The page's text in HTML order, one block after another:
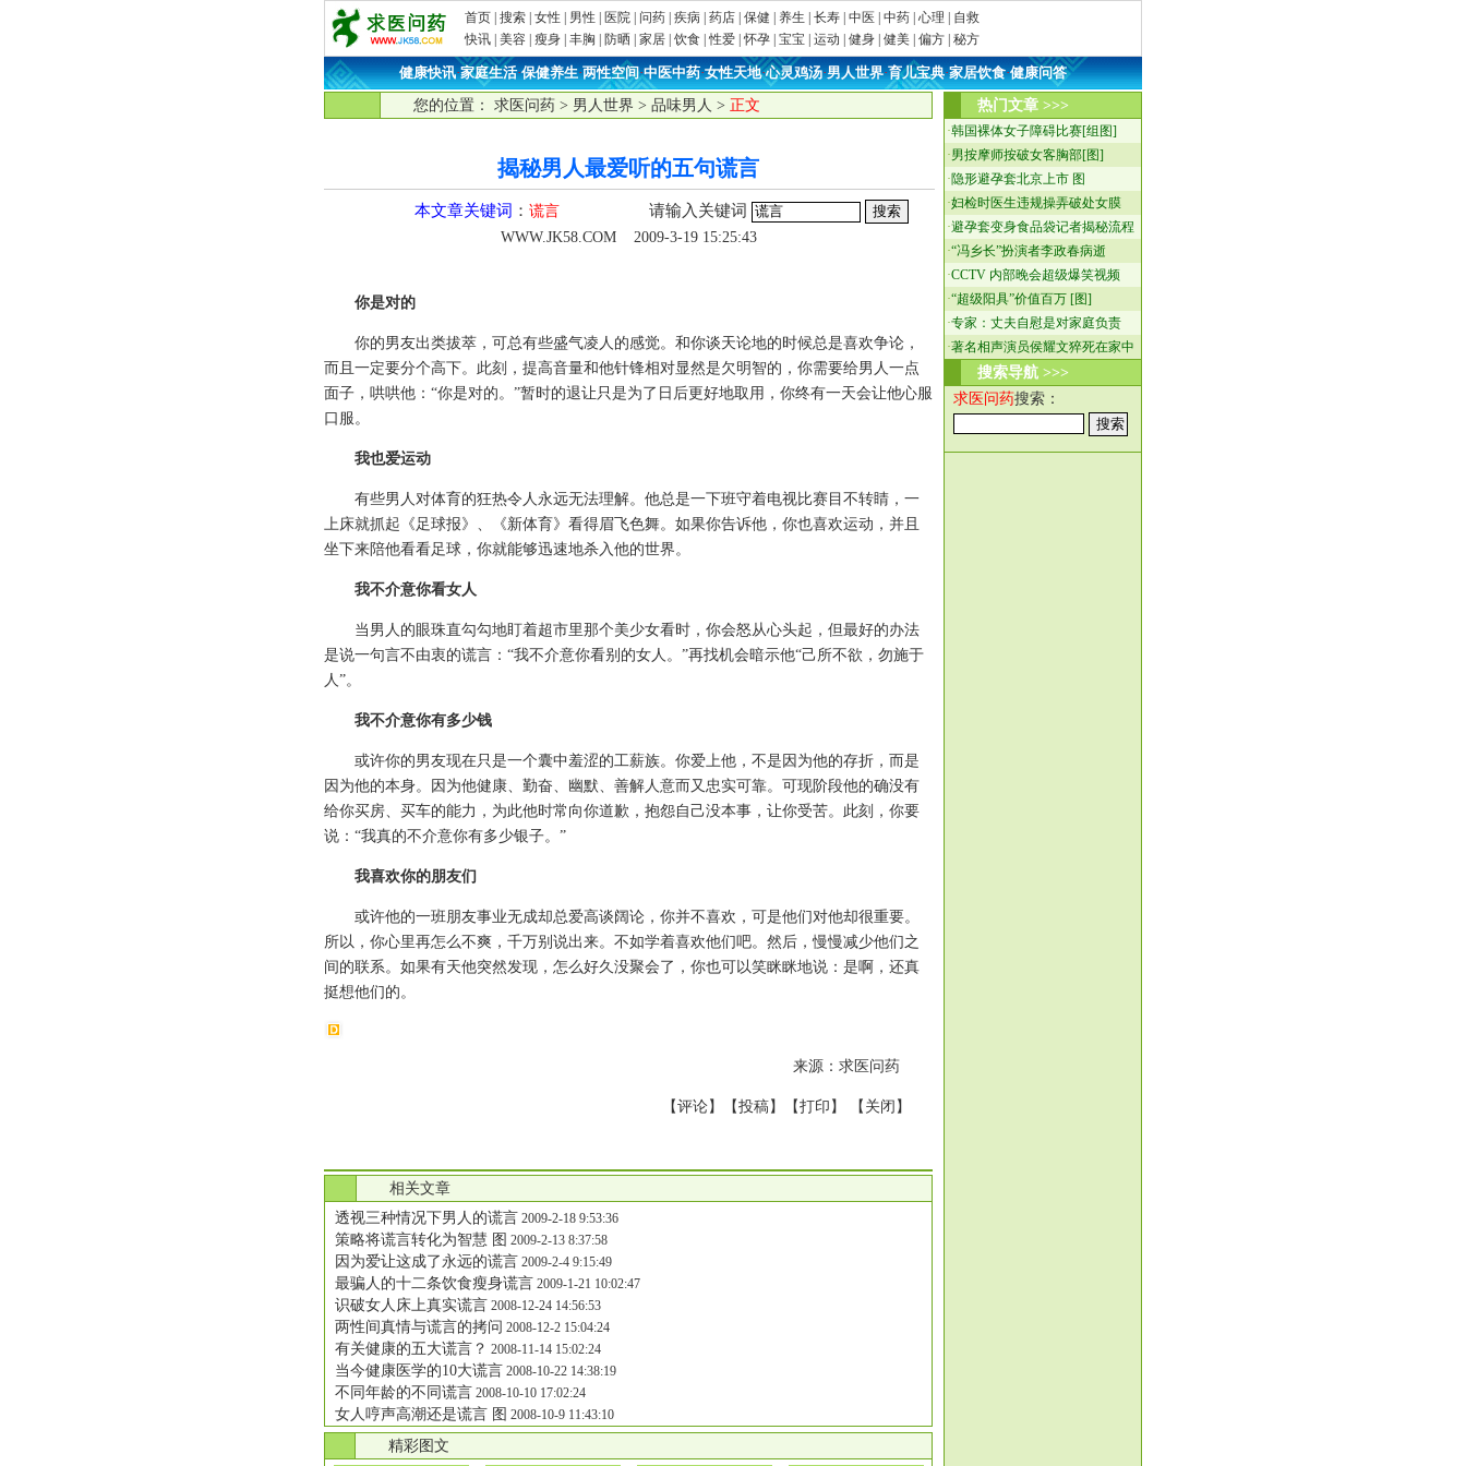
首页 搜索 女性 男性 医院 问药 疾病 药店 保健 养生 长寿 中医 中药 心理
自救
快讯 美容 瘦身 丰胸 防晒 家居 饮食 |性爱 |怀孕 宝宝 运动 健身 健美 偏方 秘方
健康快讯·家庭生活·保健养生·两性空间·中医中药·女性天地·心灵鸡汤·男人世界·育儿宝典·家居饮食·健康问答
您的位置： 求医问药 > 男人世界 > 品味男人 > 正文
揭秘男人最爱听的五句谎言
本文章关键词 ： 谎言 请输入关键词
WWW.JK58.COM2009-3-19 15:25:43
你是对的
你的男友出类拔萃，可总有些盛气凌人的感觉。和你谈天论地的时候总是喜欢争论，
而且一定要分个高下。此刻，提高音量和他针锋相对显然是欠明智的，你需要给男人一点
面子，哄哄他：“你是对的。”暂时的退让只是为了日后更好地取用，你终有一天会让他心服
口服。
我也爱运动
有些男人对体育的狂热令人永远无法理解。他总是一下班守着电视比赛目不转睛，一
上床就抓起《足球报》、《新体育》看得眉飞色舞。如果你告诉他，你也喜欢运动，并且
坐下来陪他看看足球，你就能够迅速地杀入他的世界。
我不介意你看女人
当男人的眼珠直勾勾地盯着超市里那个美少女看时，你会怒从心头起，但最好的办法
是说一句言不由衷的谎言：“我不介意你看别的女人。”再找机会暗示他“己所不欲，勿施于
人”。
我不介意你有多少钱
或许你的男友现在只是一个囊中羞涩的工薪族。你爱上他，不是因为他的存折，而是
因为他的本身。因为他健康、勤奋、幽默、善解人意而又忠实可靠。可现阶段他的确没有
给你买房、买车的能力，为此他时常向你道歉，抱怨自己没本事，让你受苦。此刻，你要
说：“我真的不介意你有多少银子。”
我喜欢你的朋友们
或许他的一班朋友事业无成却总爱高谈阔论，你并不喜欢，可是他们对他却很重要。
所以，你心里再怎么不爽，千万别说出来。不如学着喜欢他们吧。然后，慢慢减少他们之
间的联系。如果有天他突然发现，怎么好久没聚会了，你也可以笑眯眯地说：是啊，还真
挺想他们的。
来源：求医问药
【评论】【投稿】【打印 】 【 关闭 】
热门文章 >>>
·韩国裸体女子障碍比赛[组图]
·男按摩师按破女客胸部[图]
·隐形避孕套北京上市 图
·妇检时医生违规操弄破处女膜
·避孕套变身食品袋记者揭秘流程
·“冯乡长”扮演者李政春病逝
·CCTV 内部晚会超级爆笑视频
·“超级阳具”价值百万 [图]
·专家：丈夫自慰是对家庭负责
·著名相声演员侯耀文猝死在家中
搜索导航 >>>
求医问药搜索：
相关文章
透视三种情况下男人的谎言 2009-2-18 9:53:36
策略将谎言转化为智慧 图 2009-2-13 8:37:58
因为爱让这成了永远的谎言 2009-2-4 9:15:49
最骗人的十二条饮食瘦身谎言 2009-1-21 10:02:47
识破女人床上真实谎言 2008-12-24 14:56:53
两性间真情与谎言的拷问 2008-12-2 15:04:24
有关健康的五大谎言？ 2008-11-14 15:02:24
当今健康医学的10大谎言 2008-10-22 14:38:19
不同年龄的不同谎言 2008-10-10 17:02:24
女人哼声高潮还是谎言 图 2008-10-9 11:43:10
精彩图文